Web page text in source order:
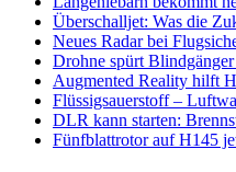
Überschalljet: Was die
Neues Radar bei
Drohne spürt
Augmented Reality hilft
Flüssigsauerstoff –
DLR kann starten:
Fünfblattrotor auf H145